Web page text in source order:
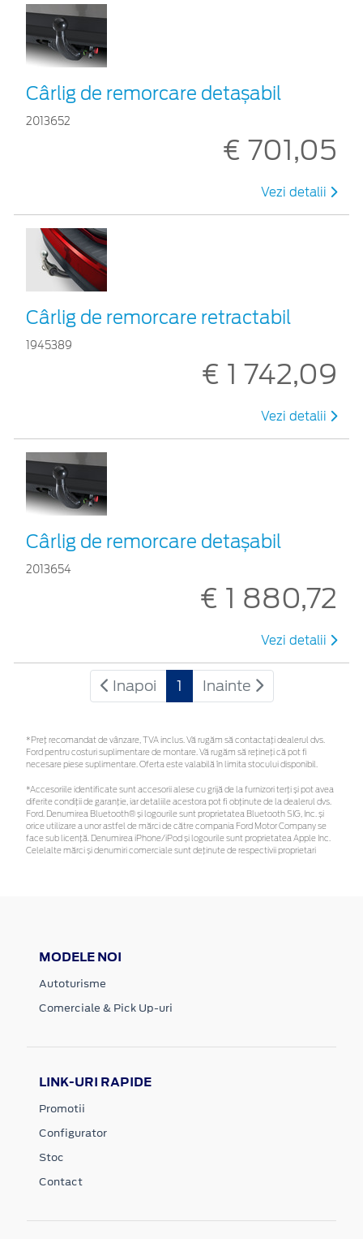
Cârlig de remorcare detașabil
2013652
€ 701,05
Vezi detalii
Cârlig de remorcare retractabil
1945389
€ 1 742,09
Vezi detalii
Cârlig de remorcare detașabil
2013654
€ 1 880,72
Vezi detalii
Inapoi 1 Inainte
*Preţ recomandat de vânzare, TVA inclus. Vă rugăm să contactaţi dealerul dvs.
Ford pentru costuri suplimentare de montare. Vă rugăm să rețineți că pot fi
necesare piese suplimentare. Oferta este valabilă în limita stocului disponibil.
*Accesoriile identificate sunt accesorii alese cu grijă de la furnizori terți și pot avea
diferite condiții de garanție, iar detaliile acestora pot fi obținute de la dealerul dvs.
Ford. Denumirea Bluetooth® și logourile sunt proprietatea Bluetooth SIG, Inc. și
orice utilizare a unor astfel de mărci de către compania Ford Motor Company se
face sub licență. Denumirea iPhone/iPod și logourile sunt proprietatea Apple Inc.
Celelalte mărci și denumiri comerciale sunt deținute de respectivii proprietari
MODELE NOI
Autoturisme
Comerciale & Pick Up-uri
LINK-URI RAPIDE
Promotii
Configurator
Stoc
Contact